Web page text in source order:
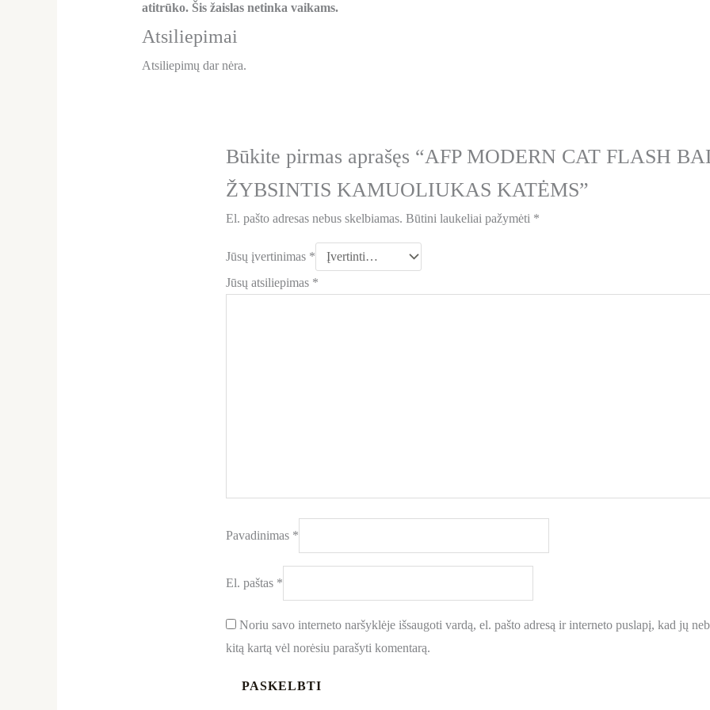
atitrūko. Šis žaislas netinka vaikams.
Atsiliepimai
Atsiliepimų dar nėra.
Būkite pirmas aprašęs “AFP MODERN CAT FLASH
ŽYBSINTIS KAMUOLIUKAS KATĖMS”
El. pašto adresas nebus skelbiamas. Būtini laukeliai pažymėti *
Jūsų įvertinimas *
Jūsų atsiliepimas *
Pavadinimas *
El. paštas *
Noriu savo interneto naršyklėje išsaugoti vardą, el. pašto adresą ir interneto puslapį, kad jų
kitą kartą vėl norėsiu parašyti komentarą.